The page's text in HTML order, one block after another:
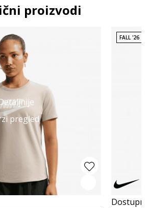
proizvodi
pregled
FALL '26